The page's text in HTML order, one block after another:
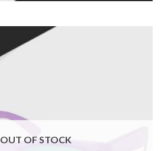
OUT OF STOCK